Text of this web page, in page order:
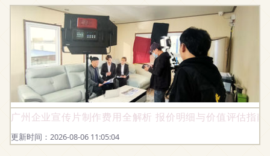
广州企业宣传片制作费用全解析 报价明细与价值评估指南
更新时间：2026-08-06 11:05:04